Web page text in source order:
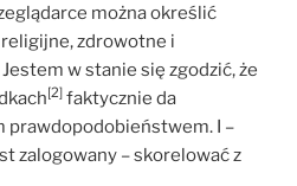
można określić
zdrowotne i
w stanie się zgodzić, że
[2] faktycznie da
prawdopodobieństwem. I –
zalogowany – skorelować z